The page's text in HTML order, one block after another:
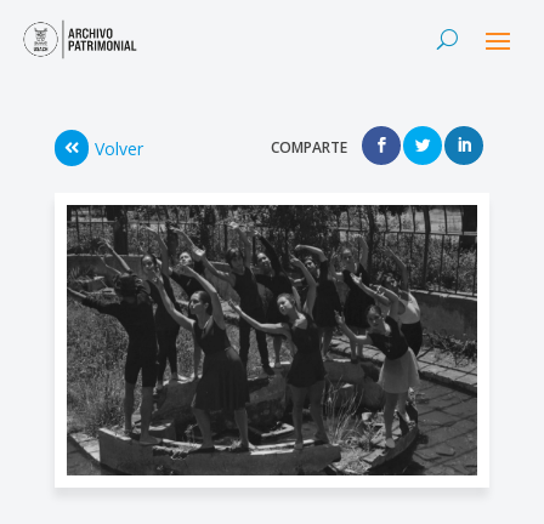
Volver COMPARTE